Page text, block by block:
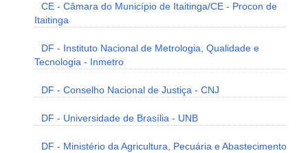
CE - Câmara do Município de Itaitinga/CE - Procon de
Itaitinga
DF - Instituto Nacional de Metrologia, Qualidade e
Tecnologia - Inmetro
DF - Conselho Nacional de Justiça - CNJ
DF - Universidade de Brasília - UNB
DF - Ministério da Agricultura, Pecuária e Abastecimento